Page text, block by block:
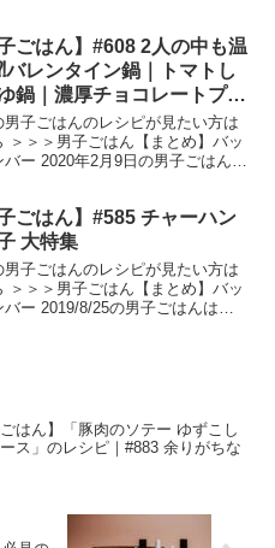
！ レバー＆砂肝に鶏もも肉を加え
ンジ 甲府...
子ごはん】#608 2人の中も温
バレンタイン鍋｜トマトし
鍋｜濃厚チョコレートプリ
男子ごはんのレシピが見たい方は
＞＞＞男子ごはん【まとめ】バッ
バー 2020年2月9日の男子ごはん
栗原家直伝濃厚チョコレートプリ
...
子ごはん】#585 チャーハン
大特集
男子ごはんのレシピが見たい方は
＞＞＞男子ごはん【まとめ】バッ
バー 2019/8/25の男子ごはんは、
ごはん】「豚肉のソテー ゆずこし
ース」のレシピ｜#883 余りがちな